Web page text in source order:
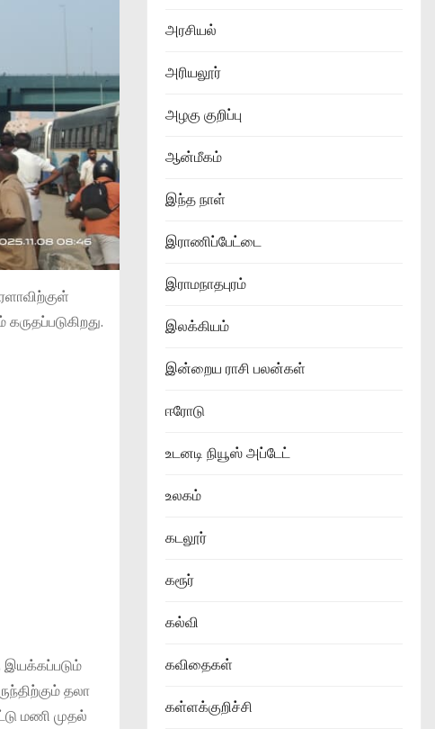
இயக்கப்படும்
தலா
மணி முதல்
அரசியல்
அரியலூர்
அழகு குறிப்பு
ஆன்மீகம்
இந்த நாள்
இராணிப்பேட்டை
இராமநாதபுரம்
இலக்கியம்
இன்றைய ராசி பலன்கள்
ஈரோடு
உடனடி நியூஸ் அப்டேட்
உலகம்
கடலூர்
கரூர்
கல்வி
கவிதைகள்
கள்ளக்குறிச்சி